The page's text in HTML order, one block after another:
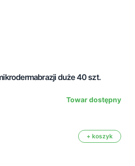
duże 40 szt.
Towar dostępny
+ koszyk